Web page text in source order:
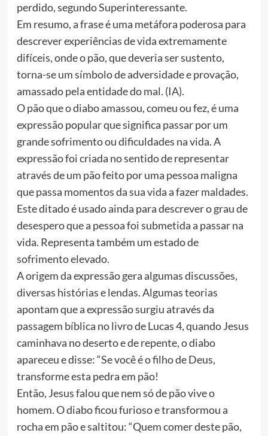
perdido, segundo Superinteressante.
Em resumo, a frase é uma metáfora poderosa para
descrever experiências de vida extremamente
difíceis, onde o pão, que deveria ser sustento,
torna-se um símbolo de adversidade e provação,
amassado pela entidade do mal. (IA).
O pão que o diabo amassou, comeu ou fez, é uma
expressão popular que significa passar por um
grande sofrimento ou dificuldades na vida. A
expressão foi criada no sentido de representar
através de um pão feito por uma pessoa maligna
que passa momentos da sua vida a fazer maldades.
Este ditado é usado ainda para descrever o grau de
desespero que a pessoa foi submetida a passar na
vida. Representa também um estado de
sofrimento elevado.
A origem da expressão gera algumas discussões,
diversas histórias e lendas. Algumas teorias
apontam que a expressão surgiu através da
passagem bíblica no livro de Lucas 4, quando Jesus
caminhava no deserto e de repente, o diabo
apareceu e disse: “Se você é o filho de Deus,
transforme esta pedra em pão!
Então, Jesus falou que nem só de pão vive o
homem. O diabo ficou furioso e transformou a
rocha em pão e saltitou: “Quem comer deste pão,